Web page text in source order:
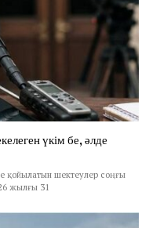
үкім бе, әлде
қойылатын шектеулер соңғы
жылғы 31